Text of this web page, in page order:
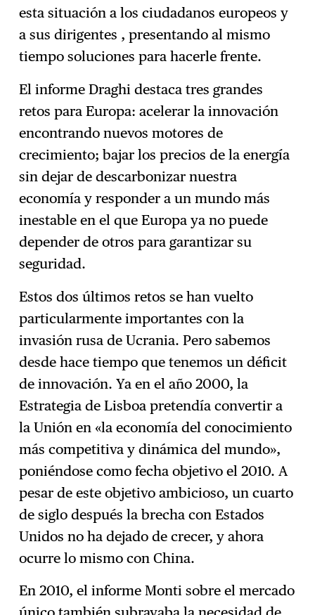
esta situación a los ciudadanos europeos y
a sus dirigentes , presentando al mismo
tiempo soluciones para hacerle frente.
El informe Draghi destaca tres grandes
retos para Europa: acelerar la innovación
encontrando nuevos motores de
crecimiento; bajar los precios de la energía
sin dejar de descarbonizar nuestra
economía y responder a un mundo más
inestable en el que Europa ya no puede
depender de otros para garantizar su
seguridad.
Estos dos últimos retos se han vuelto
particularmente importantes con la
invasión rusa de Ucrania. Pero sabemos
desde hace tiempo que tenemos un déficit
de innovación. Ya en el año 2000, la
Estrategia de Lisboa pretendía convertir a
la Unión en «la economía del conocimiento
más competitiva y dinámica del mundo»,
poniéndose como fecha objetivo el 2010. A
pesar de este objetivo ambicioso, un cuarto
de siglo después la brecha con Estados
Unidos no ha dejado de crecer, y ahora
ocurre lo mismo con China.
En 2010, el informe Monti sobre el mercado